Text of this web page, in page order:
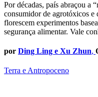
Por décadas, país abraçou a
consumidor de agrotóxicos
florescem experimentos
segurança alimentar. Vale
por Ding Ling e Xu Zhun,
Terra e Antropoceno